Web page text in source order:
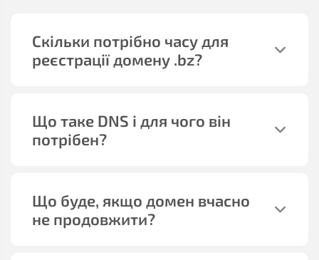
Скільки потрібно часу для
реєстрації домену .bz?
Що таке DNS і для чого він
потрібен?
Що буде, якщо домен вчасно
не продовжити?